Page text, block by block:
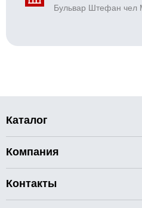
Бульвар Штефан
Каталог
Компания
Контакты